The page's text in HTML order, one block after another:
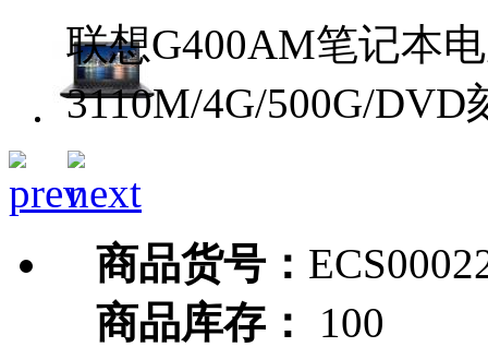
联想G400AM笔记本
3110M/4G/500G/DVD
商品货号：
商品库存：
100